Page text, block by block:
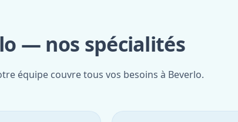
— nos spécialités
équipe couvre tous vos besoins à Beverlo.